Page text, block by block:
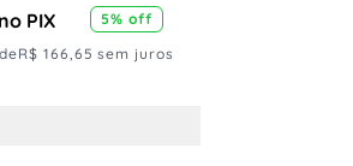
no PIX 5% off
R$ 166,65 sem juros